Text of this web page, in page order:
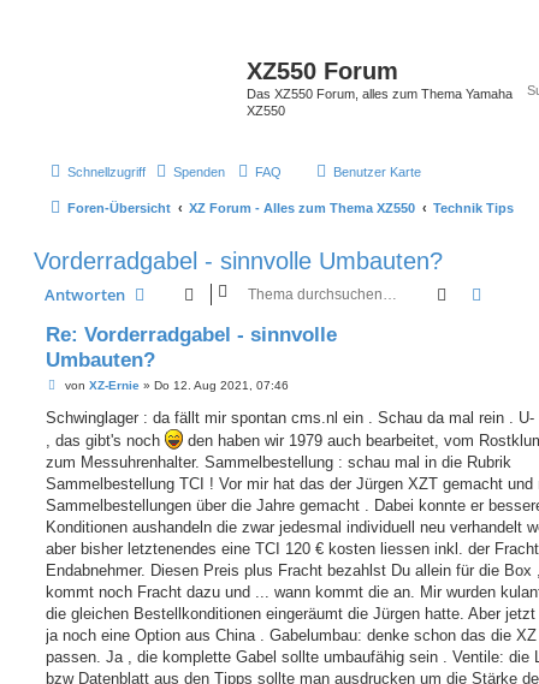
XZ550 Forum
Das XZ550 Forum, alles zum Thema Yamaha
XZ550
Schnellzugriff Spenden FAQ Benutzer Karte
Foren-Übersicht XZ Forum - Alles zum Thema XZ550 Technik Tips
Vorderradgabel - sinnvolle Umbauten?
Antworten Suche
Re: Vorderradgabel - sinnvolle
Umbauten?
B
i
t
r
g
von XZ-Ernie» Do 12. Aug 2021, 07:46
Schwinglager : da fällt mir spontan cms.nl ein . Schau da mal rein .
, das gibt's noch
den haben wir 1979 auch bearbeitet, vom
zum Messuhrenhalter. Sammelbestellung : schau mal in die Rubrik
Sammelbestellung TCI ! Vor mir hat das der Jürgen XZT gemacht und
Sammelbestellungen über die Jahre gemacht . Dabei konnte er
Konditionen aushandeln die zwar jedesmal individuell neu verhandelt
aber bisher letztenendes eine TCI 120 € kosten liessen inkl. der
Endabnehmer. Diesen Preis plus Fracht bezahlst Du allein für die Box
kommt noch Fracht dazu und ... wann kommt die an. Mir wurden
die gleichen Bestellkonditionen eingeräumt die Jürgen hatte. Aber
ja noch eine Option aus China . Gabelumbau: denke schon das die
passen. Ja , die komplette Gabel sollte umbaufähig sein . Ventile: die
bzw Datenblatt aus den Tipps sollte man ausdrucken um die Stärke